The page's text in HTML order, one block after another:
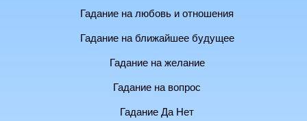
Гадание на любовь и отношения
Гадание на ближайшее будущее
Гадание на желание
Гадание на вопрос
Гадание Да Нет